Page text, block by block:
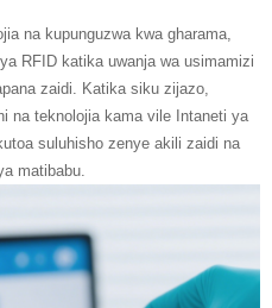
na kupunguzwa kwa gharama,
RFID katika uwanja wa usimamizi
zaidi. Katika siku zijazo,
na teknolojia kama vile Intaneti ya
suluhisho zenye akili zaidi na
matibabu.